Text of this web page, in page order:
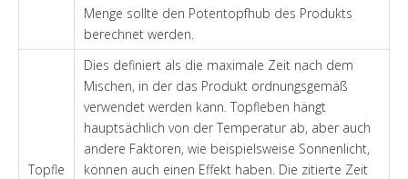
Menge sollte den Potentopfhub des Produkts
berechnet werden.
Topfle
Dies definiert als die maximale Zeit nach dem
Mischen, in der das Produkt ordnungsgemäß
verwendet werden kann. Topfleben hängt
hauptsächlich von der Temperatur ab, aber auch
andere Faktoren, wie beispielsweise Sonnenlicht,
können auch einen Effekt haben. Die zitierte Zeit